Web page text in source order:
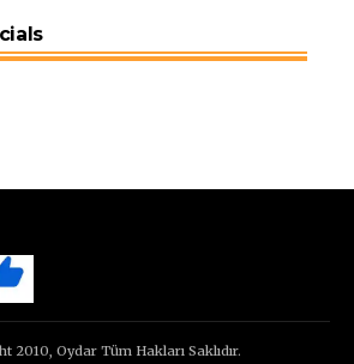
2010, Oydar Tüm Hakları Saklıdır.